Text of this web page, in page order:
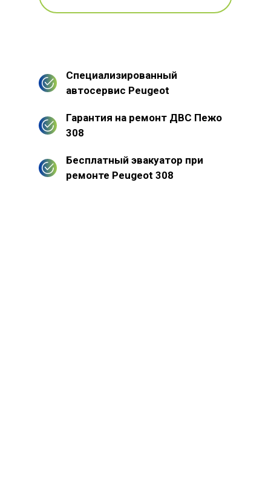
Специализированный
автосервис Peugeot
Гарантия на ремонт ДВС Пежо
308
Бесплатный эвакуатор при
ремонте Peugeot 308